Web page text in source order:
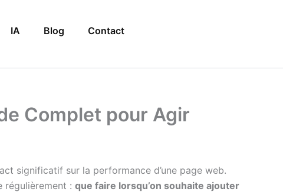
IA Blog Contact
Complet pour Agir
significatif sur la performance d’une page web.
régulièrement : que faire lorsqu’on souhaite ajouter